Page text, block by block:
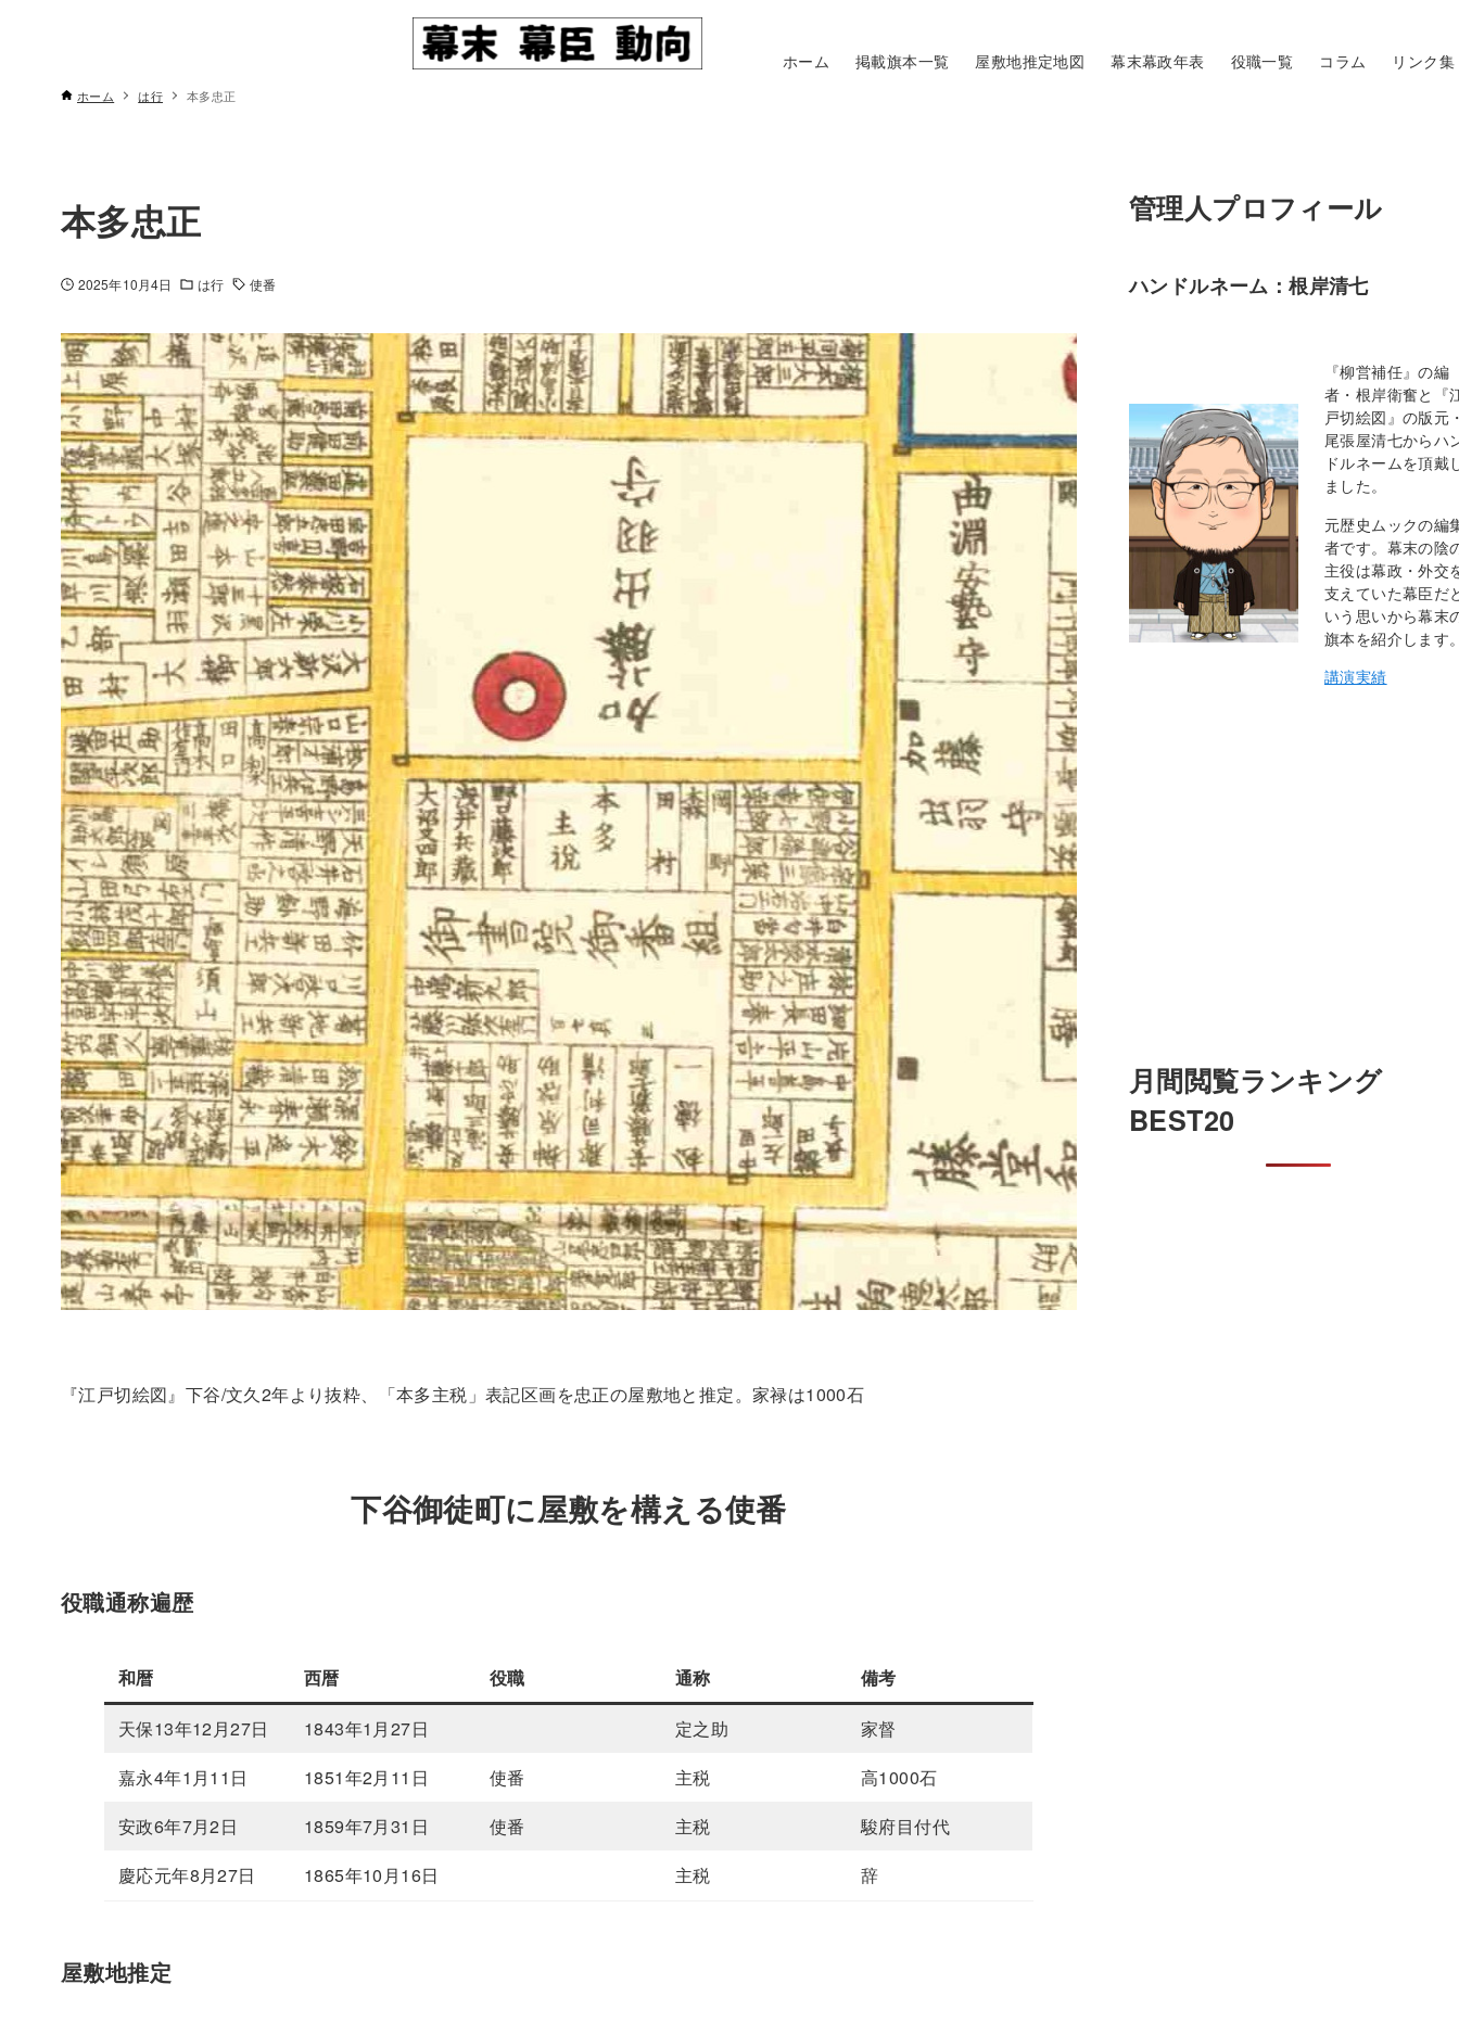
ホーム 掲載旗本一覧 屋敷地推定地図 幕末幕政年表 役職一覧 コラム リンク集
ホーム は行 本多忠正
本多忠正
2025年10月4日 は行 使番
『江戸切絵図』下谷/文久2年より抜粋、「本多主税」表記区画を忠正の屋敷地と推定。家禄は1000石
下谷御徒町に屋敷を構える使番
役職通称遍歴
和暦 西暦 役職 通称 備考
天保13年12月27日 1843年1月27日 定之助
家督
嘉永4年1月11日
1851年2月11日 使番 主税
高1000石
安政6年7月2日
1859年7月31日 使番 主税
駿府目付代
慶応元年8月27日
1865年10月16日 主税 辞
屋敷地推定
管理人プロフィール
ハンドルネーム：根岸清七
『柳営補任』の編
者・根岸衛奮と『
戸切絵図』の版元
尾張屋清七からハ
ドルネームを頂戴
ました。
元歴史ムックの編
者です。幕末の陰
主役は幕政・外交
支えていた幕臣だ
いう思いから幕末
旗本を紹介します
講演実績
月間閲覧ランキング
BEST20